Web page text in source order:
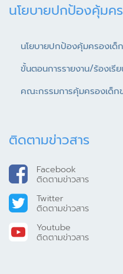
นโยบายปกป้องคุ้มค
นโยบายปกป้องคุ้มครองเด็ก
ขั้นตอนการรายงาน/ร้องเรี
คณะกรรมการคุ้มครองเด็ก
ติดตามข่าวสาร
Facebook
ติดตามข่าวสาร
Twitter
ติดตามข่าวสาร
Youtube
ติดตามข่าวสาร